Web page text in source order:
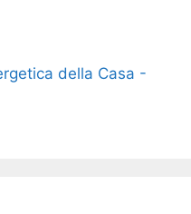
della Casa -